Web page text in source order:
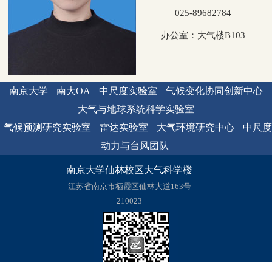
025-89682784
办公室：大气楼B103
南京大学 南大OA 中尺度实验室
气候变化协同创新中心
大气与地球系统科学实验室
气候预测研究实验室
雷达实验室 大气环境研究中心
中尺度
动力与台风团队
南京大学仙林校区大气科学楼
江苏省南京市栖霞区仙林大道163号
210023